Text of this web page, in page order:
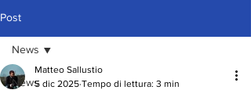
Post
News
News
Matteo Sallustio
5 dic 2025 Tempo di lettura: 3 min